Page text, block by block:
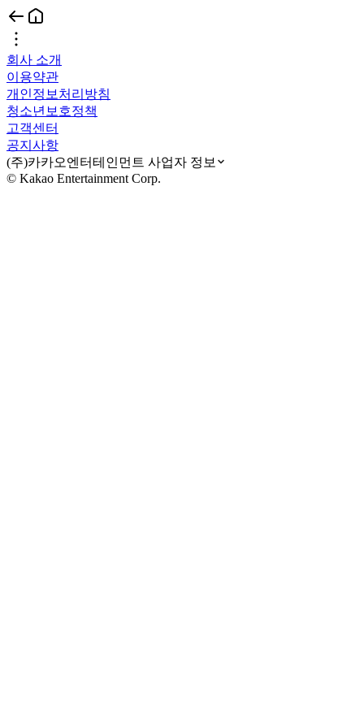
회사 소개
이용약관
개인정보처리방침
청소년보호정책
고객센터
공지사항
(주)카카오엔터테인먼트 사업자 정보
© Kakao Entertainment Corp.